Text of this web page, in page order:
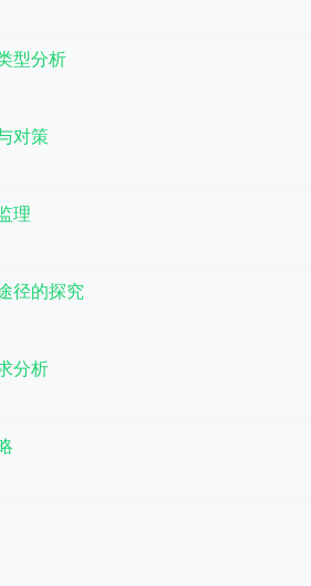
型分析
对策
理
径的探究
分析